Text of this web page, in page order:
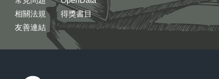
相關法規
友善連結
得獎書目